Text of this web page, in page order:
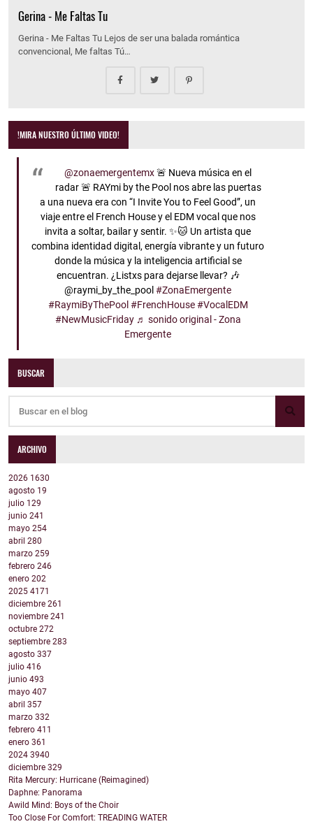
Gerina - Me Faltas Tu
Gerina - Me Faltas Tu Lejos de ser una balada romántica
convencional, Me faltas Tú…
!MIRA NUESTRO ÚLTIMO VIDEO!
@zonaemergentemx🚨 Nueva música en el
radar 🚨 RAYmi by the Pool nos abre las puertas
a una nueva era con “I Invite You to Feel Good”, un
viaje entre el French House y el EDM vocal que nos
invita a soltar, bailar y sentir. ✨🐱 Un artista que
combina identidad digital, energía vibrante y un futuro
donde la música y la inteligencia artificial se
encuentran. ¿Listxs para dejarse llevar? 🎶
@raymi_by_the_pool#ZonaEmergente
#RaymiByThePool #FrenchHouse #VocalEDM
#NewMusicFriday ♬ sonido original - Zona
Emergente
BUSCAR
ARCHIVO
2026 1630
agosto 19
julio 129
junio 241
mayo 254
abril 280
marzo 259
febrero 246
enero 202
2025 4171
diciembre 261
noviembre 241
octubre 272
septiembre 283
agosto 337
julio 416
junio 493
mayo 407
abril 357
marzo 332
febrero 411
enero 361
2024 3940
diciembre 329
Rita Mercury: Hurricane (Reimagined)
Daphne: Panorama
Awild Mind: Boys of the Choir
Too Close For Comfort: TREADING WATER